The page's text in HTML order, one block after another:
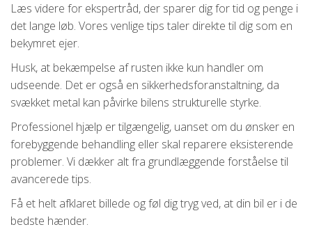
Læs videre for ekspertråd, der sparer dig for tid og penge i
det lange løb. Vores venlige tips taler direkte til dig som en
bekymret ejer.
Husk, at bekæmpelse af rusten ikke kun handler om
udseende. Det er også en sikkerhedsforanstaltning, da
svækket metal kan påvirke bilens strukturelle styrke.
Professionel hjælp er tilgængelig, uanset om du ønsker en
forebyggende behandling eller skal reparere eksisterende
problemer. Vi dækker alt fra grundlæggende forståelse til
avancerede tips.
Få et helt afklaret billede og føl dig tryg ved, at din bil er i de
bedste hænder.